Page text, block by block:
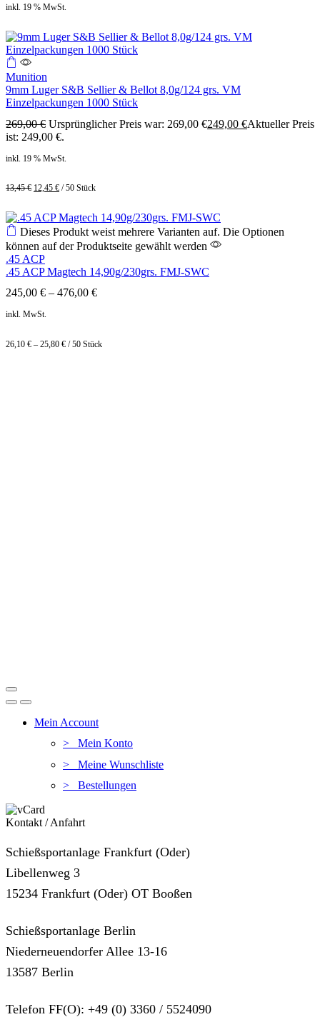
inkl. 19 % MwSt.
Munition
9mm Luger S&B Sellier & Bellot 8,0g/124 grs. VM
Einzelpackungen 1000 Stück
269,00€ Ursprünglicher Preis war: 269,00 €249,00 €Aktueller Preis
ist: 249,00 €.
inkl. 19 % MwSt.
13,45€ 12,45 € /50 Stück
Dieses Produkt weist mehrere Varianten auf. Die Optionen
können auf der Produktseite gewählt werden
.45 ACP
.45 ACP Magtech 14,90g/230grs. FMJ-SWC
245,00 € – 476,00 €
inkl. MwSt.
26,10 € – 25,80 € /50 Stück
Mein Account
> Mein Konto
> Meine Wunschliste
> Bestellungen
Kontakt / Anfahrt
Schießsportanlage Frankfurt (Oder)
Libellenweg 3
15234 Frankfurt (Oder) OT Booßen
Schießsportanlage Berlin
Niederneuendorfer Allee 13-16
13587 Berlin
Telefon FF(O): +49 (0) 3360 / 5524090